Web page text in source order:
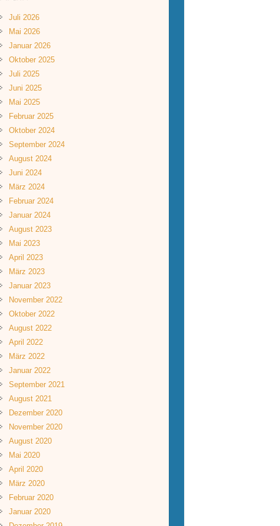
Juli 2026
Mai 2026
Januar 2026
Oktober 2025
Juli 2025
Juni 2025
Mai 2025
Februar 2025
Oktober 2024
September 2024
August 2024
Juni 2024
März 2024
Februar 2024
Januar 2024
August 2023
Mai 2023
April 2023
März 2023
Januar 2023
November 2022
Oktober 2022
August 2022
April 2022
März 2022
Januar 2022
September 2021
August 2021
Dezember 2020
November 2020
August 2020
Mai 2020
April 2020
März 2020
Februar 2020
Januar 2020